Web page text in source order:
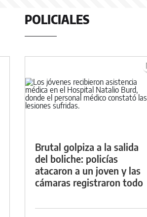
POLICIALES
Brutal golpiza a la salida
del boliche: policías
atacaron a un joven y las
cámaras registraron todo